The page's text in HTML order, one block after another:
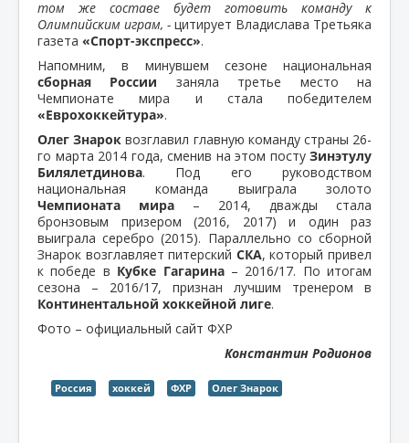
том же составе будет готовить команду к
Олимпийским играм, - цитирует Владислава Третьяка
газета «Спорт-экспресс».
Напомним, в минувшем сезоне национальная
сборная России заняла третье место на
Чемпионате мира и стала победителем
«Еврохоккейтура».
Олег Знарок возглавил главную команду страны 26-
го марта 2014 года, сменив на этом посту Зинэтулу
Билялетдинова. Под его руководством
национальная команда выиграла золото
Чемпионата мира – 2014, дважды стала
бронзовым призером (2016, 2017) и один раз
выиграла серебро (2015). Параллельно со сборной
Знарок возглавляет питерский СКА, который привел
к победе в Кубке Гагарина– 2016/17. По итогам
сезона – 2016/17, признан лучшим тренером в
Континентальной хоккейной лиге.
Фото – официальный сайт ФХР
Константин Родионов
Россия хоккей ФХР Олег Знарок